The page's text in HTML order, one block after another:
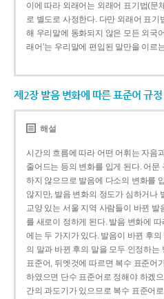
이에 따라 외래어는 외래어 표기법(문
로 별도로 사정한다. 다만 외래어 표기
해 우리말에 동화되지 않은 모든 외국
래어’는 우리말에 편입된 말만을 이르
제2장 발음 변화에 따른 표준어 규정
해설
시간의 흐름에 따라 어떤 어휘는 자음
줄어드는 등의 변화를 입게 된다. 어문
하지 않으므로 발음에 다소의 변화를
않지만, 발음 변화의 정도가 심하거나
교양 있는 서울 지역 사람들이 바뀐 발
를 새로이 정하게 된다. 발음 변화에
에는 두 가지가 있다. 발음이 바뀐 후
의 말과 바뀐 후의 말을 모두 인정하는
표준어, 뒤엣것에 따르면 복수 표준어
하였으면 단수 표준어로 정해야 하겠
간의 과도기가 있으므로 복수 표준어